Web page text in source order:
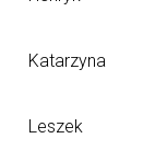
Katarzyna
Leszek